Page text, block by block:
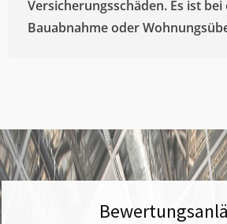
Versicherungsschäden. Es ist bei
Bauabnahme oder